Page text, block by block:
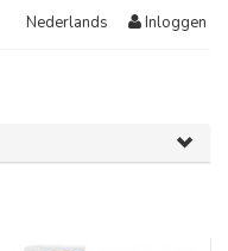
Nederlands Inloggen